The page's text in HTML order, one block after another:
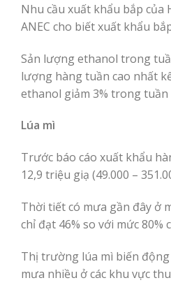
Nhu cầu xuất khẩu bắp
ANEC cho biết xuất khẩu
Sản lượng ethanol trong
lượng hàng tuần cao nhất
ethanol giảm 3% trong tuần
Lúa mì
Trước báo cáo xuất khẩu
12,9 triệu giạ (49.000 –
Thời tiết có mưa gần đây ở
chỉ đạt 46% so với mức 80%
Thị trường lúa mì biến
mưa nhiều ở các khu vực